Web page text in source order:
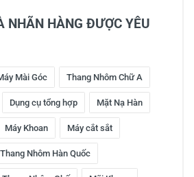
NHÃN HÀNG ĐƯỢC YÊU
Mài Góc Thang Nhôm Chữ A
Dụng cụ tổng hợp Mặt Nạ Hàn
Máy Khoan Máy cắt sắt
Thang Nhôm Hàn Quốc